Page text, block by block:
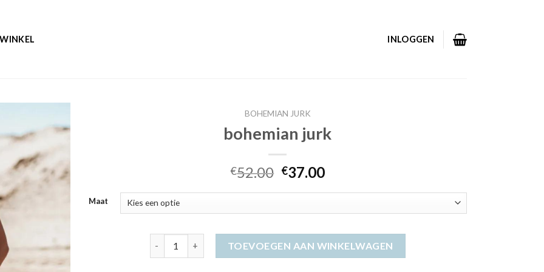
WINKEL INLOGGEN
BOHEMIAN JURK
bohemian jurk
€52.00 €37.00
Maat
TOEVOEGEN AAN WINKELWAGEN